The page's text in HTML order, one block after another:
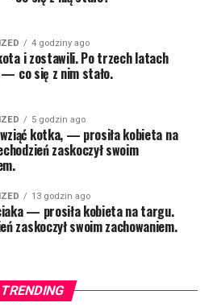
4 godziny ago
i zostawili. Po trzech latach
co się z nim stało.
5 godzin ago
kotka, — prosiła kobieta na
zaskoczył swoim
13 godzin ago
— prosiła kobieta na targu.
zaskoczył swoim zachowaniem.
TRENDING